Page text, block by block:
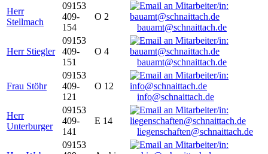
Herr
Stellmach
09153
409-
154
O 2
bauamt@schnaittach.de
Herr Stiegler
09153
409-
151
O 4
bauamt@schnaittach.de
Frau Stöhr
09153
409-
121
O 12
info@schnaittach.de
Herr
Unterburger
09153
409-
141
E 14
liegenschaften@schnaittach.de
09153